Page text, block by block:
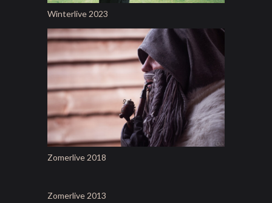
Winterlive 2023
Zomerlive 2018
Zomerlive 2013